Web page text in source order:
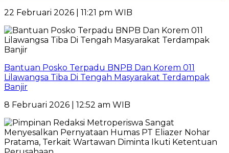
22 Februari 2026 | 11:21 pm WIB
Bantuan Posko Terpadu BNPB Dan Korem 011
Lilawangsa Tiba Di Tengah Masyarakat Terdampak
Banjir
8 Februari 2026 | 12:52 am WIB